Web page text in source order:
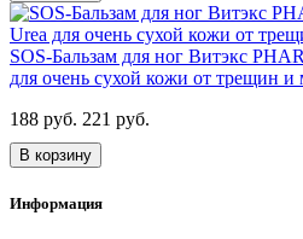
SOS-Бальзам для ног Витэкс
для очень сухой кожи от трещин и
188 руб. 221 руб.
В корзину
Информация